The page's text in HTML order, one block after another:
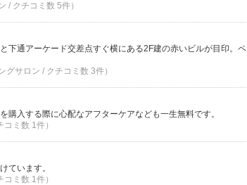
/ クチコミ数 5件）
下通アーケード交差点すぐ横にある2F建の赤いビルが目印。ペ
サロン / クチコミ数 3件）
購入する際に心配なアフターケアなども一生無料です。
ミ数 1件）
ています。
ミ数 1件）